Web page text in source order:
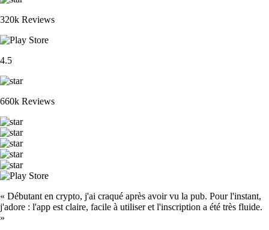
320k Reviews
4.5
660k Reviews
« Débutant en crypto, j'ai craqué après avoir vu la pub. Pour l'instant,
j'adore : l'app est claire, facile à utiliser et l'inscription a été très fluide.
»